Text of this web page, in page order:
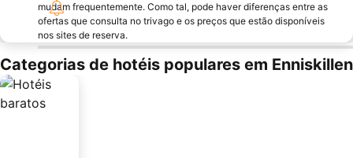
mudam frequentemente. Como tal, pode haver diferenças entre as
ofertas que consulta no trivago e os preços que estão disponíveis
nos sites de reserva.
Categorias de hotéis populares em Enniskillen